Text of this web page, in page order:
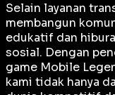
Selain layanan
membangun
edukatif dan
sosial. Dengan
game Mobile
kami tidak hanya